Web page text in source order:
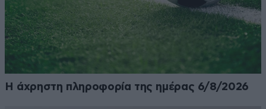
Η άχρηστη πληροφορία της ημέρας 6/8/2026